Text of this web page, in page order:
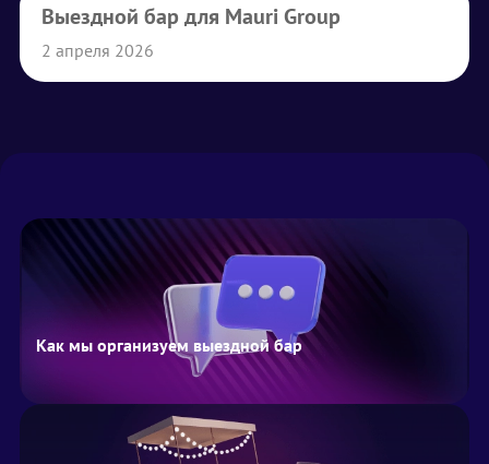
Выездной бар для Mauri Group
2 апреля 2026
Как мы организуем выездной бар